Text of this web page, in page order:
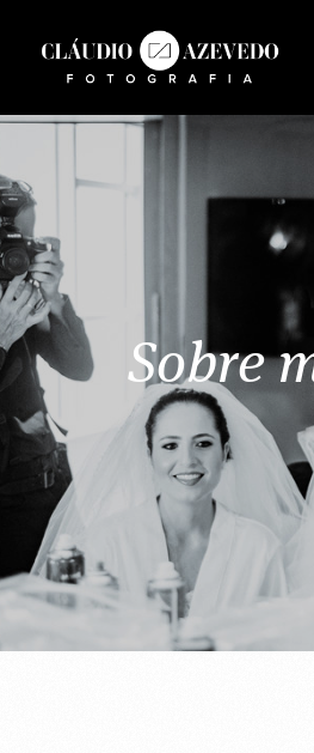
Sobre